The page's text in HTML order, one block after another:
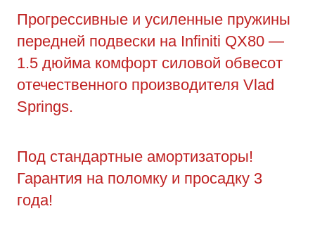
Прогрессивные и усиленные пружины
передней подвески на Infiniti QX80 —
1.5 дюйма комфорт силовой обвесот
отечественного производителя Vlad
Springs.
Под стандартные амортизаторы!
Гарантия на поломку и просадку 3
года!